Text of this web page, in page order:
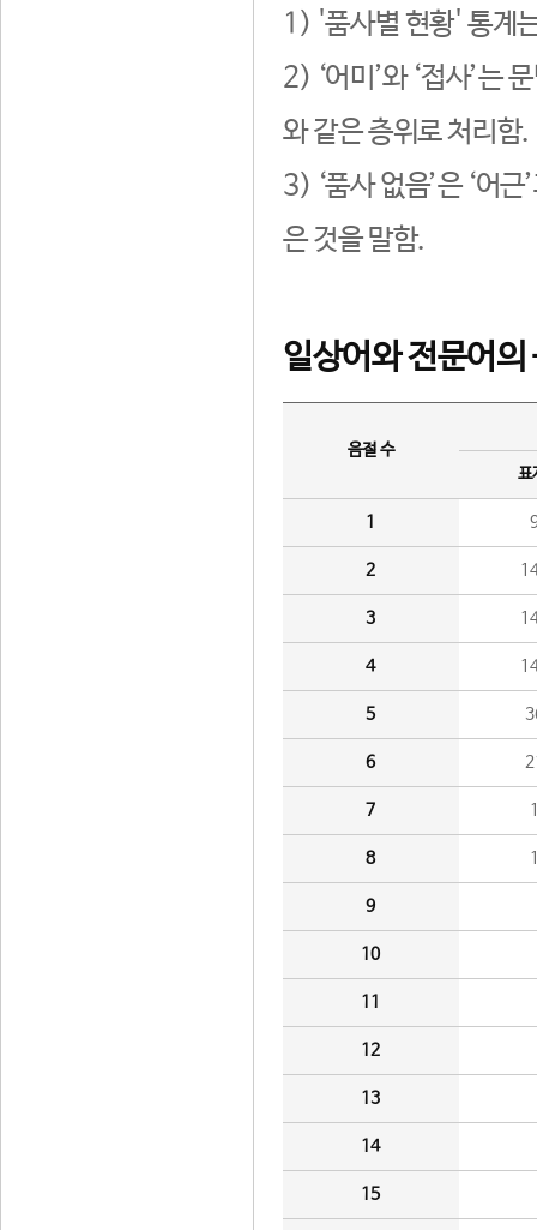
1) '품사별 현황' 통계
2) ‘어미’와 ‘접사’는
와 같은 층위로 처리함.
3) ‘품사 없음’은 ‘어
은 것을 말함.
일상어와 전문어의
음절 수
표
1
2
3
4
5
6
7
8
9
10
11
12
13
14
15